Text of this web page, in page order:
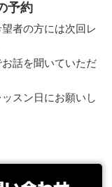
予約
者の方には次回レ
話を聞いていただ
スン日にお願いし